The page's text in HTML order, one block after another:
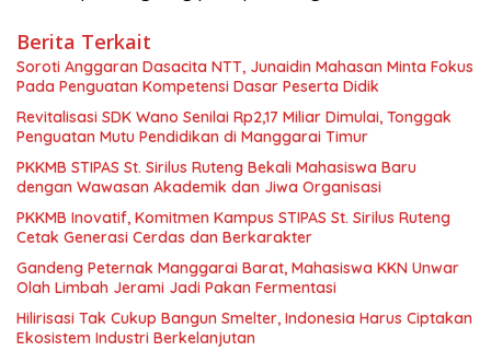
Berita Terkait
Soroti Anggaran Dasacita NTT, Junaidin Mahasan Minta Fokus
Pada Penguatan Kompetensi Dasar Peserta Didik
Revitalisasi SDK Wano Senilai Rp2,17 Miliar Dimulai, Tonggak
Penguatan Mutu Pendidikan di Manggarai Timur
PKKMB STIPAS St. Sirilus Ruteng Bekali Mahasiswa Baru
dengan Wawasan Akademik dan Jiwa Organisasi
PKKMB Inovatif, Komitmen Kampus STIPAS St. Sirilus Ruteng
Cetak Generasi Cerdas dan Berkarakter
Gandeng Peternak Manggarai Barat, Mahasiswa KKN Unwar
Olah Limbah Jerami Jadi Pakan Fermentasi
Hilirisasi Tak Cukup Bangun Smelter, Indonesia Harus Ciptakan
Ekosistem Industri Berkelanjutan